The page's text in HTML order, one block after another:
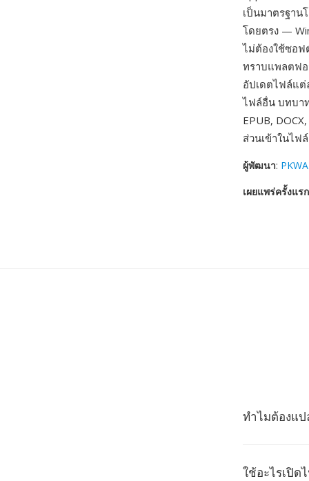
เป็นมาตรฐาน
โดยตรง —
ไม่ต้องใช้ซอ
ทราบแพลตฟ
อัปเดตไฟล์แต่
ไฟล์อื่น บทบา
EPUB,
ส่วนเข้าในไฟ
ผู้พัฒนา:
เผยแพร่ครั้งแรก
ทำไมต้องแป
ใช้อะไรเปิด